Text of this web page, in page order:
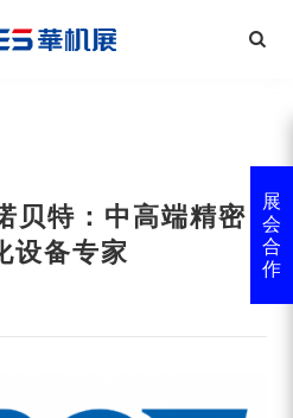
贝特：中高端精密
设备专家
展
会
合
作